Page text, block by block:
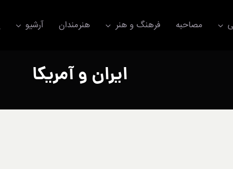
مصاحبه فرهنگ و هنر هنرمندان آرشیو
ایران و آمریکا